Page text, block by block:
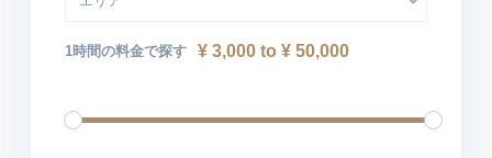
1時間の料金で探す ¥ 3,000 to ¥ 50,000